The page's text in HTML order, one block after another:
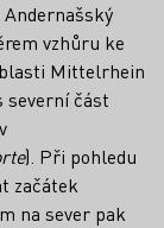
Andernašský
vzhůru ke
Mittelrhein
severní část
). Při pohledu
začátek
na sever pak